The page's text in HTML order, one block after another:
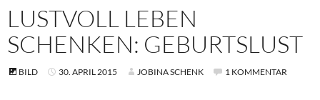
LUSTVOLL LEBEN
SCHENKEN: GEBURTSLUST
BILD 30. APRIL 2015 JOBINA SCHENK 1 KOMMENTAR